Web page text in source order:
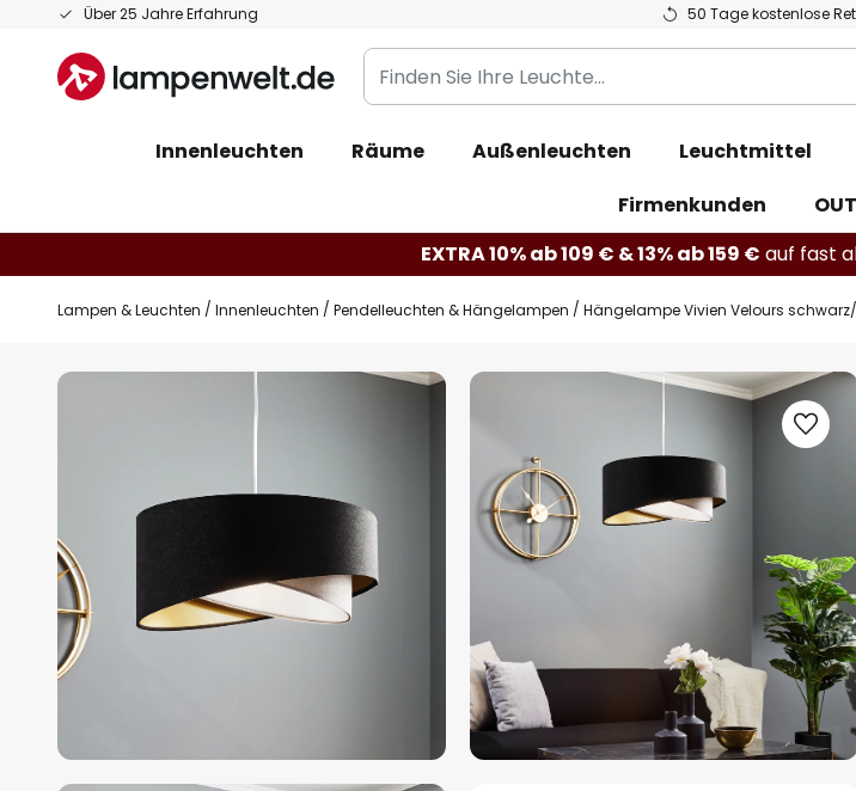
Über 25 Jahre Erfahrung 50 Tage kostenlose
Zum
springen
Finden
Sie
Leuchte...
Innenleuchten Räume Außenleuchten Leuchtmittel
Firmenkunden
EXTRA 10% ab 109 € & 13% ab 159 € auf fast
Lampen & Leuchten Innenleuchten Pendelleuchten & Hängelampen Hängelampe Vivien Velours
Zum